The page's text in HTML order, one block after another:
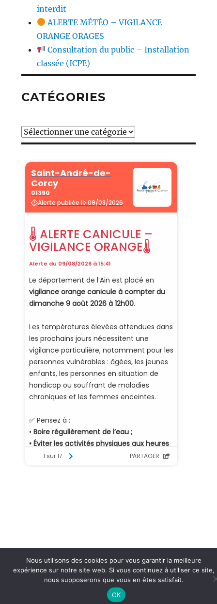
interdit
ALERTE MÉTÉO – VIGILANCE
ORANGE ORAGES
Consultation du public – Installation
classée (ICPE)
CATÉGORIES
Catégories
Nous utilisons des cookies pour vous garantir la meilleure
expérience sur notre site web. Si vous continuez à utiliser ce site,
nous supposerons que vous en êtes satisfait.
OK